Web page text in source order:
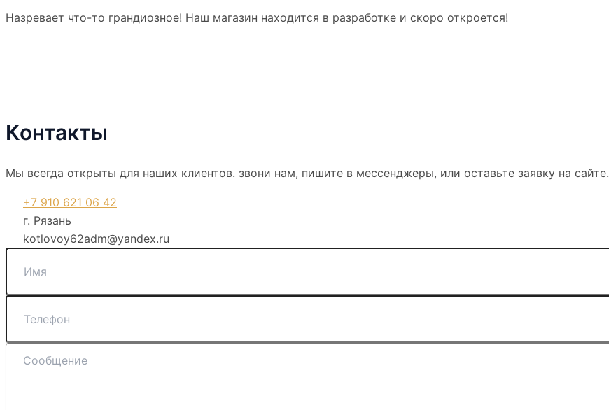
Назревает что-то грандиозное! Наш магазин находится в разработке и скоро откроется!
Контакты
Мы всегда открыты для наших клиентов. звони нам, пишите в мессенджеры, или оставьте заявку на сайте.
+7 910 621 06 42
г. Рязань
kotlovoy62adm@yandex.ru